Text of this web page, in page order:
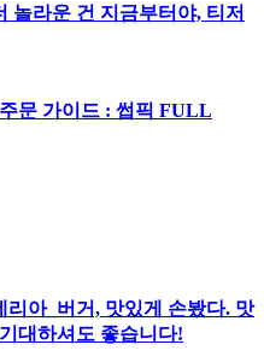
놀라운 건 지금부터야, 티저
문 가이드 : 썹픽 FULL
아_버거, 맛있게 손봤다. 맛
대하셔도 좋습니다!